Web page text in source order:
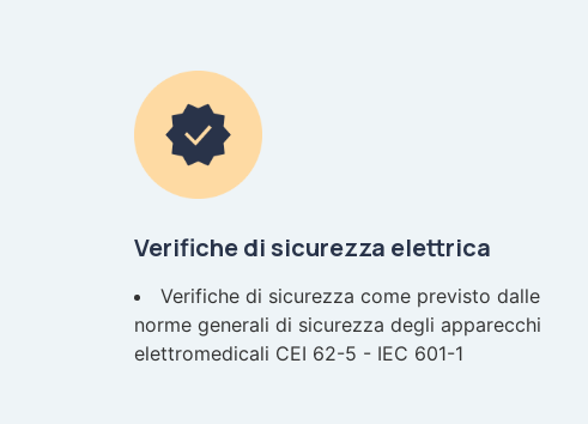
Verifiche di sicurezza elettrica
Verifiche di sicurezza come previsto dalle
norme generali di sicurezza degli apparecchi
elettromedicali CEI 62-5 - IEC 601-1